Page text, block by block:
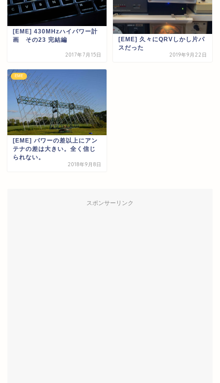
[EME] 430MHzハイパワー計
画 その23 完結編
2017年7月15日
[EME] 久々にQRVしかし片パ
スだった
2019年9月22日
EME
[EME] パワーの差以上にアン
テナの差は大きい。全く信じ
られない。
2018年9月8日
スポンサーリンク